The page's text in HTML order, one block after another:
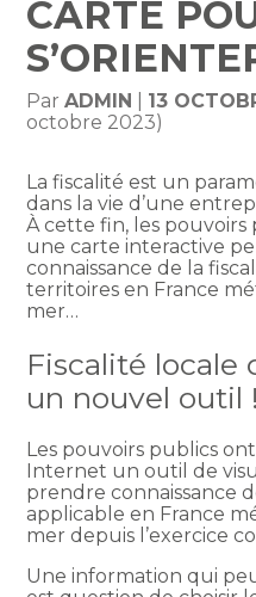
CARTE
ParADMIN 13
octobre 2023)
La fiscalité est un
dans la vie d’une
À cette fin, les pouvoirs
une carte interactive
connaissance de la
territoires en France
mer…
Fiscalité locale
un nouvel outil !
Les pouvoirs publics
Internet un outil de
prendre connaissance
applicable en France
mer depuis l’exercice
Une information qui